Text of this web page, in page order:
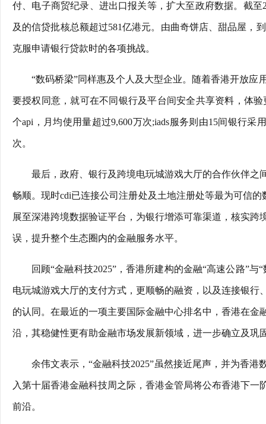
付、电子商贸纪录、进出口报关等，扩大至政府数据。截
及的信贷批核总额超过581亿港元。由曲奇饼店、甜品屋，
克服申请银行贷款时的各项挑战。
“数码桥梁”同样惠及个人及大型企业。随着香港开放应
要授权同意，就可在不同银行及平台间安全共享资料，体
个api，月均使用量超过9,600万次;iads服务则由15间银行
次。
最后，政府、银行及跨境电玩城游戏大厅的合作伙伴
畅顺。现时cdi已连接公司注册处及土地注册处等最为可信
展至深港跨境数据验证平台，为银行增添可靠渠道，核实
误，提升整个生态圈内的金融服务水平。
回顾“金融科技2025”，香港所建构的金融“高速公路”
电玩城游戏大厅的支付方式，更顺畅的融资，以及连接银
的认同。在最近的一项主要国际金融中心排名中，香港在
沿，其稳健性更有助金融市场发展新领域，进一步确立及
余伟文表示，“金融科技2025”虽然接近尾声，并为香
入第十届香港金融科技周之际，香港金管局将公布香港下
前沿。